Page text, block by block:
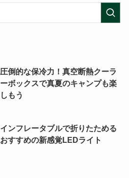
圧倒的な保冷力！真空断熱クーラ
ーボックスで真夏のキャンプも楽
しもう
インフレータブルで折りたためる
おすすめの新感覚LEDライト